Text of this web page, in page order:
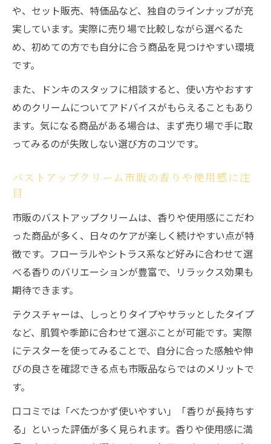
や、セット販売、特価品など、独自のラインナップが充
実しています。実際に売り場で比較しながら選べるた
め、初めての方でも自分に合う商品を見つけやすい環境
です。
また、ドンキのスタッフに相談すると、使い方やおすす
めのクリームについてアドバイスがもらえることもあり
ます。気になる商品がある場合は、まず売り場で手に取
ってみるのが失敗しない選び方のコツです。
バストアップクリーム市販の香りや使用感に注
目
市販のバストアップクリームは、香りや使用感にこだわ
った商品が多く、日々のケアが楽しく続けやすい点が特
徴です。フローラルやシトラス系など好みに合わせて選
べる香りのバリエーションが豊富で、リラックス効果も
期待できます。
テクスチャーは、しっとりタイプやサラッとしたタイプ
など、肌質や季節に合わせて選ぶことが可能です。実際
にテスターを使ってみることで、自分に合った感触や伸
びの良さを確認できる点も市販品ならではのメリットで
す。
口コミでは「べたつかず使いやすい」「香りが長持ちす
る」といった評価が多く見られます。香りや使用感に満